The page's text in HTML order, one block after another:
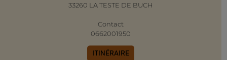
33260 LA TESTE DE BUCH
Contact
0662001950
ITINÉRAIRE